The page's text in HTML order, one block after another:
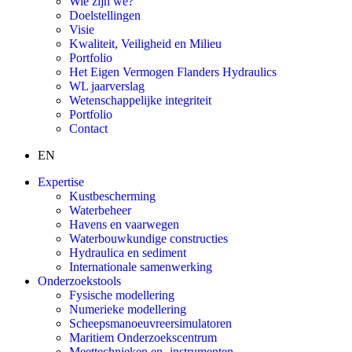
Doelstellingen
Visie
Kwaliteit, Veiligheid en Milieu
Portfolio
Het Eigen Vermogen Flanders Hydraulics
WL jaarverslag
Wetenschappelijke integriteit
Portfolio
Contact
EN
Expertise
Kustbescherming
Waterbeheer
Havens en vaarwegen
Waterbouwkundige constructies
Hydraulica en sediment
Internationale samenwerking
Onderzoekstools
Fysische modellering
Numerieke modellering
Scheepsmanoeuvreersimulatoren
Maritiem Onderzoekscentrum